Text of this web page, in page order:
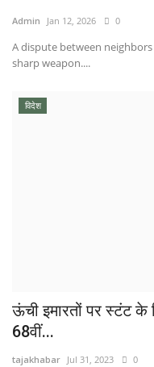
Admin Jan 12, 2026 0
A dispute between
sharp weapon....
विदेश
ऊंची इमारतों पर स्टंट
68वीं...
tajakhabar Jul 31, 2023 0